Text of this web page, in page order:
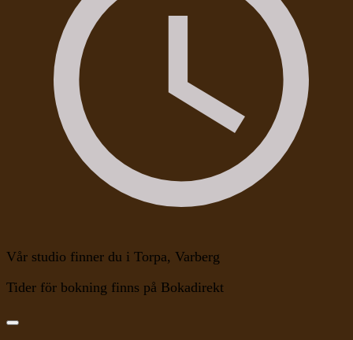
Vår studio finner du i Torpa, Varberg
Tider för bokning finns på Bokadirekt